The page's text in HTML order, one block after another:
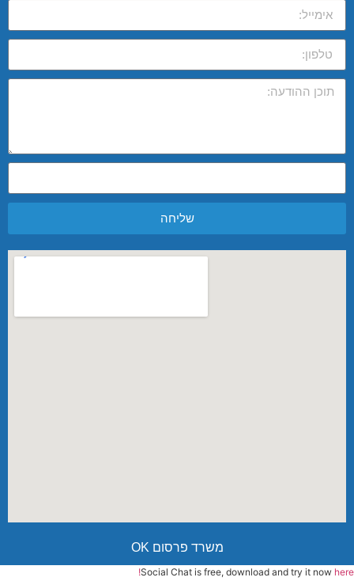
שליחה
משרד פרסום OK
Social Chat is free, download and try it now here!